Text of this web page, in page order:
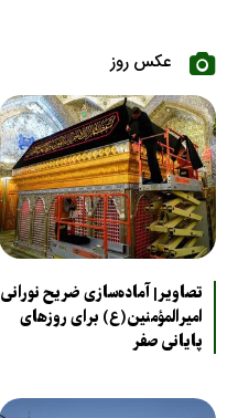
عکس روز
تصاویر| آماده‌سازی ضریح نورانی
امیرالمؤمنین(ع) برای روزهای
پایانی صفر